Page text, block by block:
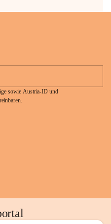
sowie Austria-ID und